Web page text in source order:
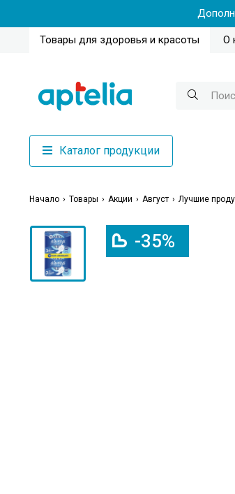
Товары для здоровья и красоты О
Каталог продукции
Начало Товары Акции Август Лучшие
-35%